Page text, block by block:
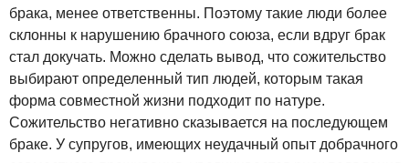
брака, менее ответственны. Поэтому такие люди более
склонны к нарушению брачного союза, если вдруг брак
стал докучать. Можно сделать вывод, что сожительство
выбирают определенный тип людей, которым такая
форма совместной жизни подходит по натуре.
Сожительство негативно сказывается на последующем
браке. У супругов, имеющих неудачный опыт добрачного